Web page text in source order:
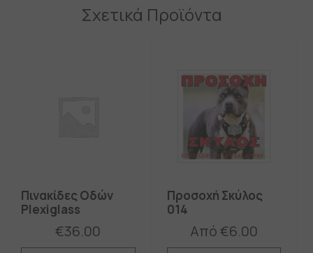
Σχετικά Προϊόντα
Πινακίδες Οδών
Plexiglass
€36.00
Προσοχή Σκύλος
014
Από€6.00